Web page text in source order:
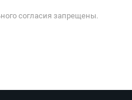
согласия запрещены.